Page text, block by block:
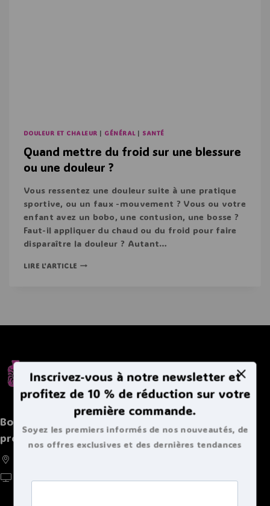
DOULEUR ET CHALEUR | GÉNÉRAL| SANTÉ
Quand mettre du froid sur une blessure
ou une douleur ?
Vous ressentez une douleur suite à une pratique
sportive, ou un faux -mouvement ? Vous ou votre
enfant avez un bobo, une contusion, une bosse ?
Faut-il appliquer du chaud ou du froid pour faire
disparaître la douleur ? Autant…
LIRE L'ARTICLE
Boutique spécialisée de bouillottes et autres
produits chaleureux
Inscrivez-vous à notre newsletter et
profitez de 10 % de réduction sur votre
première commande.
Soyez les premiers informés de nos nouveautés, de
nos offres exclusives et des dernières tendances